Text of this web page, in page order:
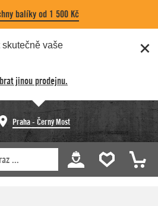
balíky od 1 500 Kč
skutečně vaše
jinou prodejnu.
Praha - Černý Most